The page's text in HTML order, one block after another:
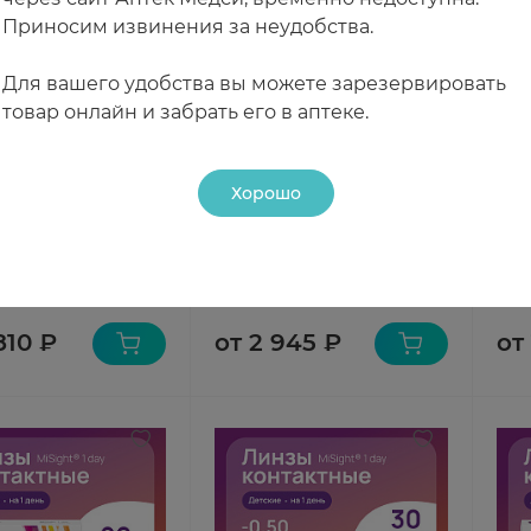
₽
CooperVision MyDay
линзы контактные
от 2 945 ₽
Приносим извинения за неудобства.
Для вашего удобства вы можете зарезервировать
товар онлайн и забрать его в аптеке.
Хорошо